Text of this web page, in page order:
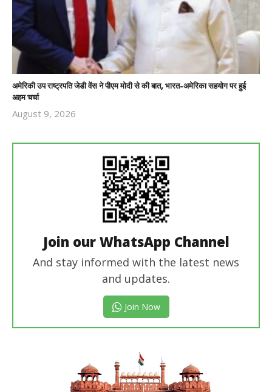
अमेरिकी उप राष्ट्रपति जेडी वेंस ने पीएम मोदी से की बात, भारत-अमेरिका सहयोग पर हुई
अहम चर्चा
August 9, 2026
Join our WhatsApp Channel
And stay informed with the latest news
and updates.
Join Now